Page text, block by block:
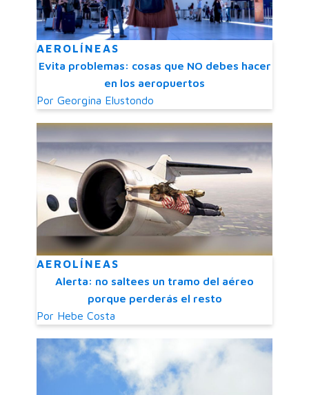
AEROLÍNEAS
Evita problemas: cosas que NO debes hacer
en los aeropuertos
Por Georgina Elustondo
AEROLÍNEAS
Alerta: no saltees un tramo del aéreo
porque perderás el resto
Por Hebe Costa